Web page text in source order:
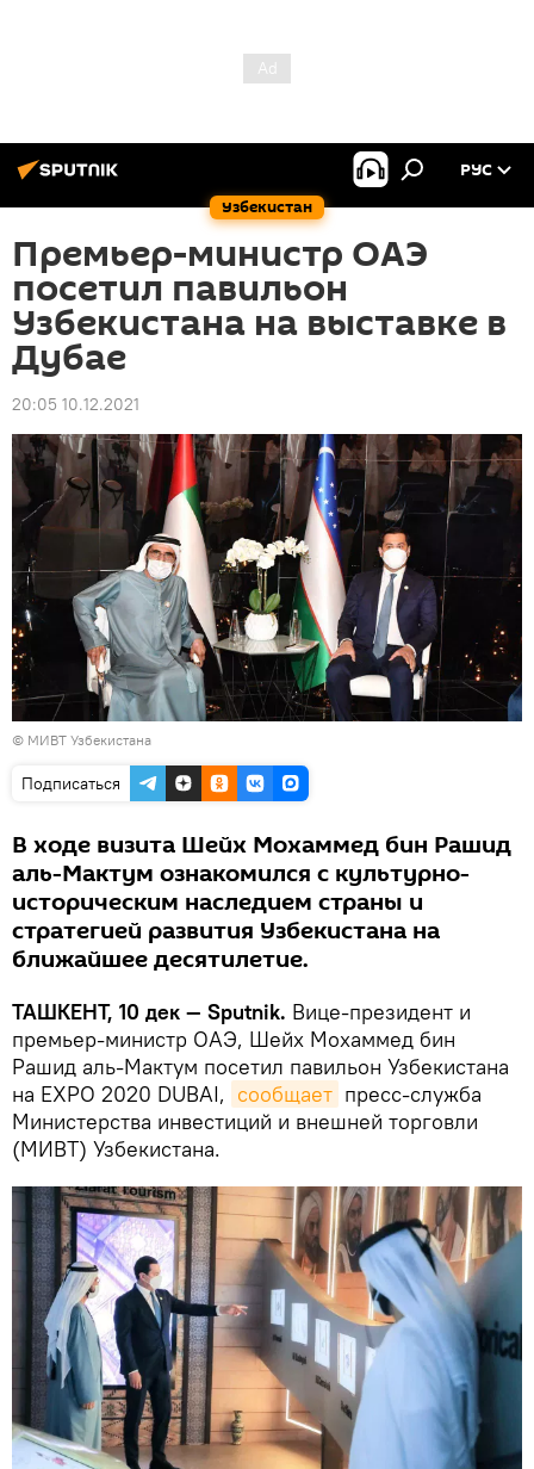
Узбекистан
РУС
Премьер-министр ОАЭ
посетил павильон
Узбекистана на выставке в
Дубае
20:05 10.12.2021
© МИВТ Узбекистана
Подписаться
В ходе визита Шейх Мохаммед бин Рашид
аль-Мактум ознакомился с культурно-
историческим наследием страны и
стратегией развития Узбекистана на
ближайшее десятилетие.
ТАШКЕНТ, 10 дек — Sputnik. Вице-президент и
премьер-министр ОАЭ, Шейх Мохаммед бин
Рашид аль-Мактум посетил павильон Узбекистана
на EXPO 2020 DUBAI, сообщает пресс-служба
Министерства инвестиций и внешней торговли
(МИВТ) Узбекистана.